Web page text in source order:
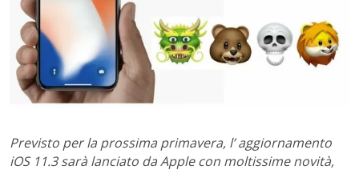
Previsto per la prossima primavera, l’ aggiornamento
iOS 11.3 sarà lanciato da Apple con moltissime novità,